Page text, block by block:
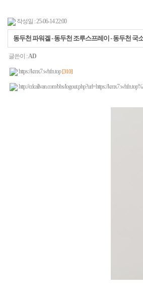
작성일 : 25-06-14 22:00
동두천 파워겔 - 동두천 조루스프레이 - 동두천 국
글쓴이 :AD
https://kmx7.whfn.top[310]
http://cdcallvan.com/bbs/logout.php?url=https://